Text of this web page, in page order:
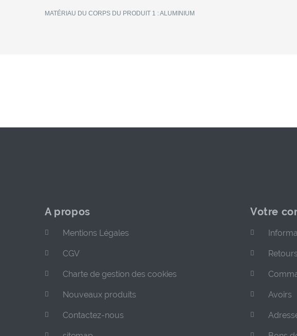
MATÉRIAU DU CORPS DU PRODUIT 1 : ALUMINIUM
A propos
Mentions Légales
CGV
Charte de gestion des cookies
Nouveaux produits
Contactez-nous
Votre
Avoirs